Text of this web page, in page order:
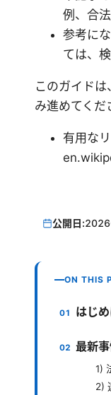
例、合
参考に
ては、
このガイドは
み進めてくだ
有用な
公開日:
ON THIS
はじ
最新
1)
2)